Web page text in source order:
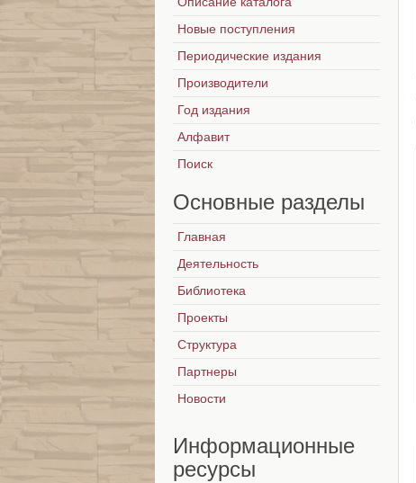
Новые поступления
Периодические издания
Производители
Год издания
Алфавит
Поиск
Основные разделы
Главная
Деятельность
Библиотека
Проекты
Структура
Партнеры
Новости
Информационные
ресурсы